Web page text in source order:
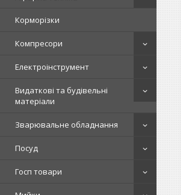
Корморізки
Компресори
Електроінструмент
Видаткові та будівельні
матеріали
Зварювальне обладнання
Посуд
Госп товари